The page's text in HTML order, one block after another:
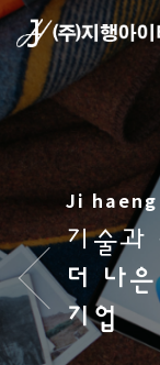
Ji
기술과
더 나
기업